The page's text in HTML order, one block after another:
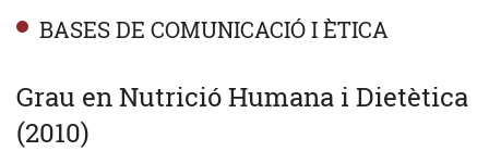
BASES DE COMUNICACIÓ I ÈTICA
Grau en Nutrició Humana i Dietètica
(2010)